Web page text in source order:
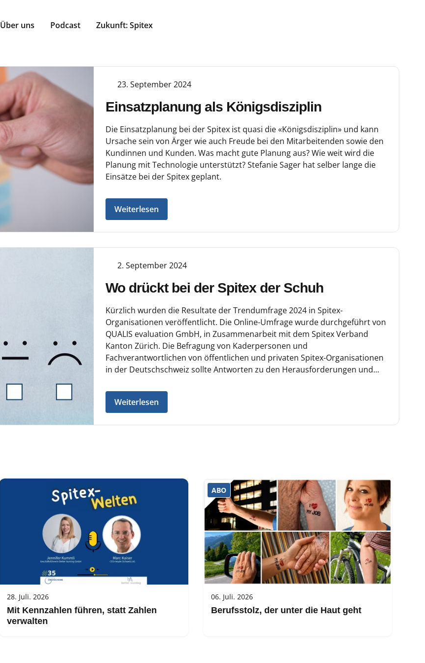
Über uns Podcast Zukunft: Spitex
23. September 2024
Einsatzplanung als Königsdisziplin
Die Einsatzplanung bei der Spitex ist quasi die «Königsdisziplin» und kann
Ursache sein von Ärger wie auch Freude bei den Mitarbeitenden sowie den
Kundinnen und Kunden. Was macht gute Planung aus? Wie weit wird die
Planung mit Technologie unterstützt? Stefanie Sager hat selber lange die
Einsätze bei der Spitex geplant.
Weiterlesen
2. September 2024
Wo drückt bei der Spitex der Schuh
Kürzlich wurden die Resultate der Trendumfrage 2024 in Spitex-
Organisationen veröffentlicht. Die Online-Umfrage wurde durchgeführt von
QUALIS evaluation GmbH, in Zusammenarbeit mit dem Spitex Verband
Kanton Zürich. Die Befragung von Kaderpersonen und
Fachverantwortlichen von öffentlichen und privaten Spitex-Organisationen
in der Deutschschweiz sollte Antworten zu den Herausforderungen und...
Weiterlesen
28. Juli. 2026
Mit Kennzahlen führen, statt Zahlen
verwalten
ABO
06. Juli. 2026
Berufsstolz, der unter die Haut geht